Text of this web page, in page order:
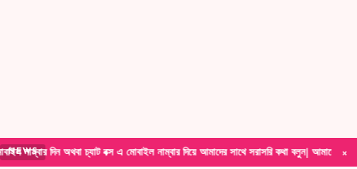
×
NEWSচ্যাট বক্স এ মোবাইল নাম্বার দিয়ে আমাদের সাথে সরাসরি কথা বলুন| আমাদের যেকোনো পণ্য